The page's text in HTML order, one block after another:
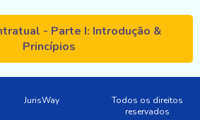
- Parte I: Introdução &
Princípios
JurisWay
Todos os direitos
reservados